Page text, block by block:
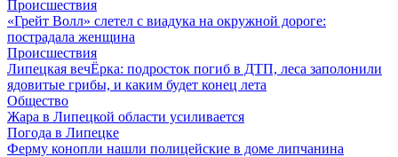
Происшествия
«Грейт Волл» слетел с виадука на окружной дороге:
пострадала женщина
Происшествия
Липецкая вечЁрка: подросток погиб в ДТП, леса заполонили
ядовитые грибы, и каким будет конец лета
Общество
Жара в Липецкой области усиливается
Погода в Липецке
Ферму конопли нашли полицейские в доме липчанина